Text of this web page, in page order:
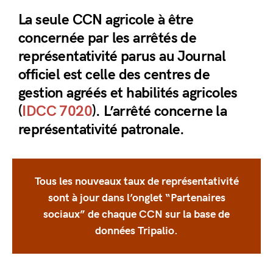
La seule CCN agricole à être
concernée par les arrêtés de
représentativité parus au Journal
officiel est celle des centres de
gestion agréés et habilités agricoles
(IDCC 7020). L’arrêté concerne la
représentativité patronale.
Tous les nouveaux taux de représentativité
sont à jour dans l’onglet “Partenaires
sociaux” de chaque CCN sur la base de
données Tripalio.